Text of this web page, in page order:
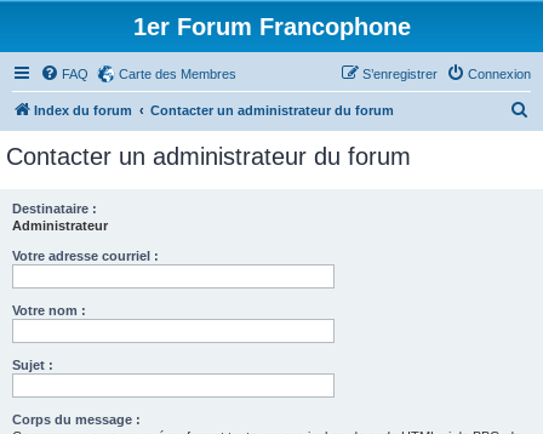
1er Forum Francophone
FAQ Carte des Membres Connexion
S’enregistrer
Index du forum Contacter un administrateur du forum
Contacter un administrateur du forum
Destinataire :
Administrateur
Votre adresse courriel :
Votre nom :
Sujet :
Corps du message :